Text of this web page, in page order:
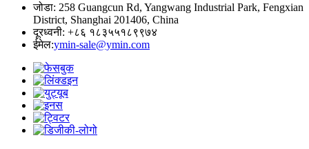
जोडा: 258 Guangcun Rd, Yangwang Industrial Park, Fengxian
District, Shanghai 201406, China
दूरध्वनी: +८६ १८३५५१८९९७४
ईमेल:ymin-sale@ymin.com